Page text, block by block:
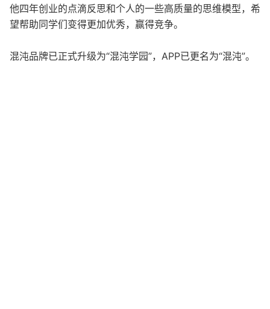
他四年创业的点滴反思和个人的一些高质量的思维模型，希
望帮助同学们变得更加优秀，赢得竞争。
混沌品牌已正式升级为“混沌学园”，APP已更名为“混沌”。